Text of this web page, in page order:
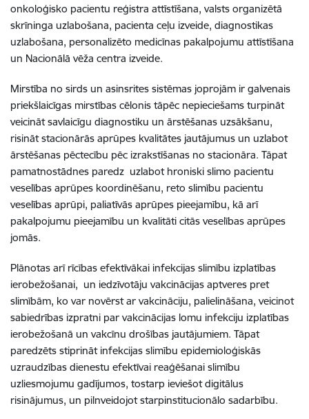
onkoloģisko pacientu reģistra attīstīšana, valsts organizētā
skrīninga uzlabošana, pacienta ceļu izveide, diagnostikas
uzlabošana, personalizēto medicīnas pakalpojumu attīstīšana
un Nacionālā vēža centra izveide.
Mirstība no sirds un asinsrites sistēmas joprojām ir galvenais
priekšlaicīgas mirstības cēlonis tāpēc nepieciešams turpināt
veicināt savlaicīgu diagnostiku un ārstēšanas uzsākšanu,
risināt stacionārās aprūpes kvalitātes jautājumus un uzlabot
ārstēšanas pēctecību pēc izrakstīšanas no stacionāra. Tāpat
pamatnostādnes paredz uzlabot hroniski slimo pacientu
veselības aprūpes koordinēšanu, reto slimību pacientu
veselības aprūpi, paliatīvās aprūpes pieejamību, kā arī
pakalpojumu pieejamību un kvalitāti citās veselības aprūpes
jomās.
Plānotas arī rīcības efektīvākai infekcijas slimību izplatības
ierobežošanai, un iedzīvotāju vakcinācijas aptveres pret
slimībām, ko var novērst ar vakcināciju, palielināšana, veicinot
sabiedrības izpratni par vakcinācijas lomu infekciju izplatības
ierobežošanā un vakcīnu drošības jautājumiem. Tāpat
paredzēts stiprināt infekcijas slimību epidemioloģiskās
uzraudzības dienestu efektīvai reaģēšanai slimību
uzliesmojumu gadījumos, tostarp ieviešot digitālus
risinājumus, un pilnveidojot starpinstitucionālo sadarbību.